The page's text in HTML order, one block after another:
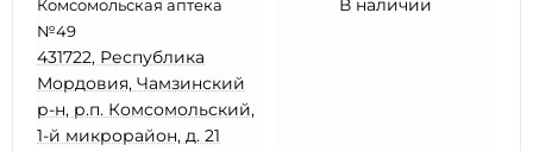
Комсомольская аптека
№49
431722, Республика
Мордовия, Чамзинский
р-н, р.п. Комсомольский,
1-й микрорайон, д. 21
В наличии